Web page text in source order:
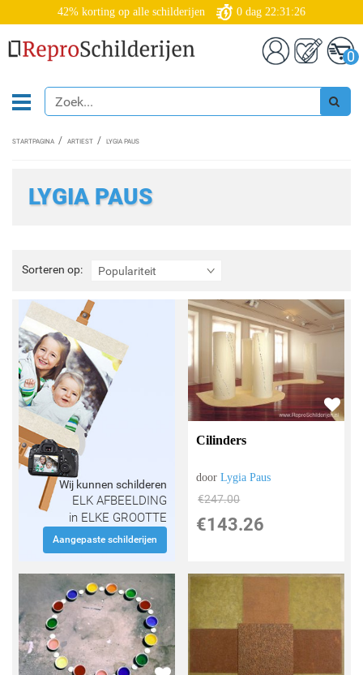
42% korting op alle schilderijen 0 dag 22:31:26
0
STARTPAGINA ARTIEST LYGIA PAUS
LYGIA PAUS
Sorteren op: Populariteit
Sorteren
op:
Wij kunnen schilderen
ELK AFBEELDING
in ELKE GROOTTE
Aangepaste schilderijen
Cilinders
doorLygia Paus
€247.00
€143.26